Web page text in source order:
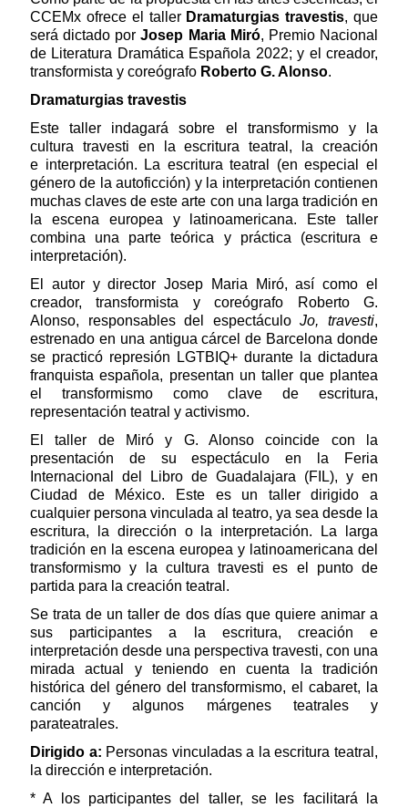
CCEMx ofrece el taller Dramaturgias travestis, que
será dictado porJosep Maria Miró, Premio Nacional
de Literatura Dramática Española 2022; y el creador,
transformista y coreógrafo Roberto G. Alonso.
Dramaturgias travestis
Este taller indagará sobre el transformismo y la
cultura travesti en la escritura teatral, la creación
e interpretación. La escritura teatral (en especial el
género de la autoficción) y la interpretación contienen
muchas claves de este arte con una larga tradición en
la escena europea y latinoamericana. Este taller
combina una parte teórica y práctica (escritura e
interpretación).
El autor y director Josep Maria Miró, así como el
creador, transformista y coreógrafo Roberto G.
Alonso, responsables del espectáculoJo, travesti,
estrenado en una antigua cárcel de Barcelona donde
se practicó represión LGTBIQ+ durante la dictadura
franquista española, presentan un taller que plantea
el transformismo como clave de escritura,
representación teatral y activismo.
El taller de Miró y G. Alonso coincide con la
presentación de su espectáculo en la Feria
Internacional del Libro de Guadalajara (FIL), y en
Ciudad de México. Este es un taller dirigido a
cualquier persona vinculada al teatro, ya sea desde la
escritura, la dirección o la interpretación. La larga
tradición en la escena europea y latinoamericana del
transformismo y la cultura travesti es el punto de
partida para la creación teatral.
Se trata de un taller de dos días que quiere animar a
sus participantes a la escritura, creación e
interpretación desde una perspectiva travesti, con una
mirada actual y teniendo en cuenta la tradición
histórica del género del transformismo, el cabaret, la
canción y algunos márgenes teatrales y
parateatrales.
Dirigido a: Personas vinculadas a la escritura teatral,
la dirección e interpretación.
* A los participantes del taller, se les facilitará la